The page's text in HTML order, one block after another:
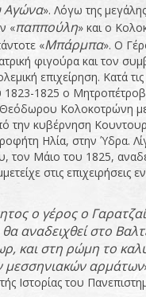
Αγώνα». Λόγω της
«παππούλη» και ο
«Μπάρμπα». Ο
φιγούρα και τον
επιχείρηση. Κατά
1823-1825 ο
Κολοκοτρώνη
την κυβέρνηση
Ηλία, στην Ύδρα.
τον Μάιο του 1825,
στις επιχειρήσεις
ο γέρος ο
αναδειχθεί στο
και στη ρώμη το
μεσσηνιακών αρμάτων
Ιστορίας του